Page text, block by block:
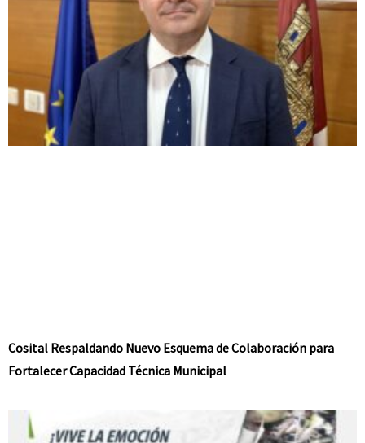
Cosital Respaldando Nuevo Esquema de Colaboración para
Fortalecer Capacidad Técnica Municipal